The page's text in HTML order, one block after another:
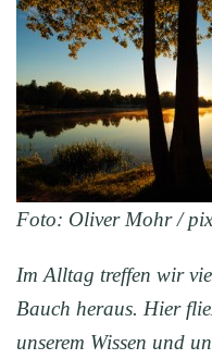
Foto: Oliver Mohr /
Im Alltag treffen wir
Bauch heraus. Hier
unserem Wissen und